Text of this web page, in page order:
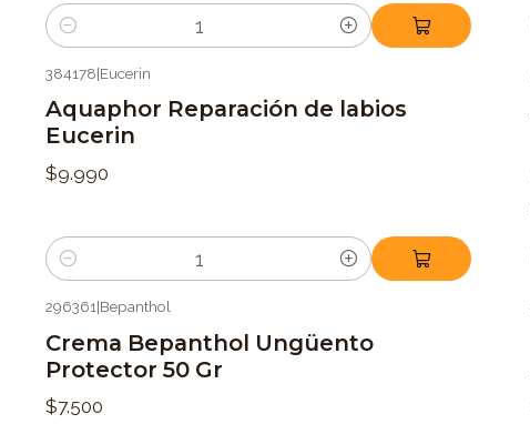
Cantidad
384178|Eucerin
Aquaphor Reparación de labios
Eucerin
$9.990
Cantidad
296361|Bepanthol
Crema Bepanthol Ungüento
Protector 50 Gr
$7.500